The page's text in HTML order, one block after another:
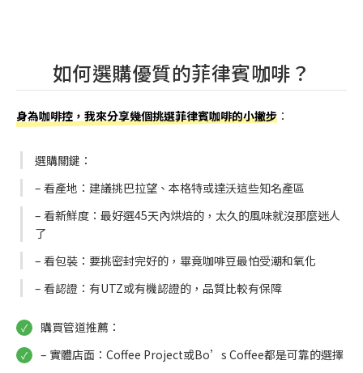
如何選購優質的菲律賓咖啡？
身為咖啡控，我來分享幾個挑選菲律賓咖啡的小撇步 ：
選購關鍵：
– 看產地：建議挑巴拉望、本格特或達沃這些知名產區
– 看新鮮度：最好選45天內烘焙的，太久的風味就沒那麼迷人
了
– 看包裝：要挑密封完好的，畢竟咖啡豆最怕受潮和氧化
– 看認證：有UTZ或有機認證的，品質比較有保障
購買管道推薦：
– 實體店面：Coffee Project或Bo’s Coffee都是可靠的選擇